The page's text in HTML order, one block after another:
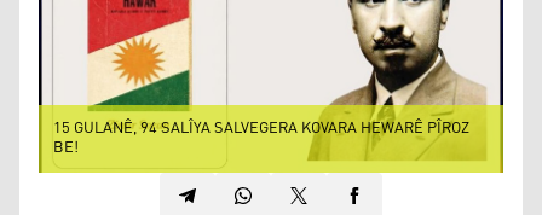
15 GULANÊ, 94 SALÎYA SALVEGERA KOVARA HEWARÊ PÎROZ
BE!